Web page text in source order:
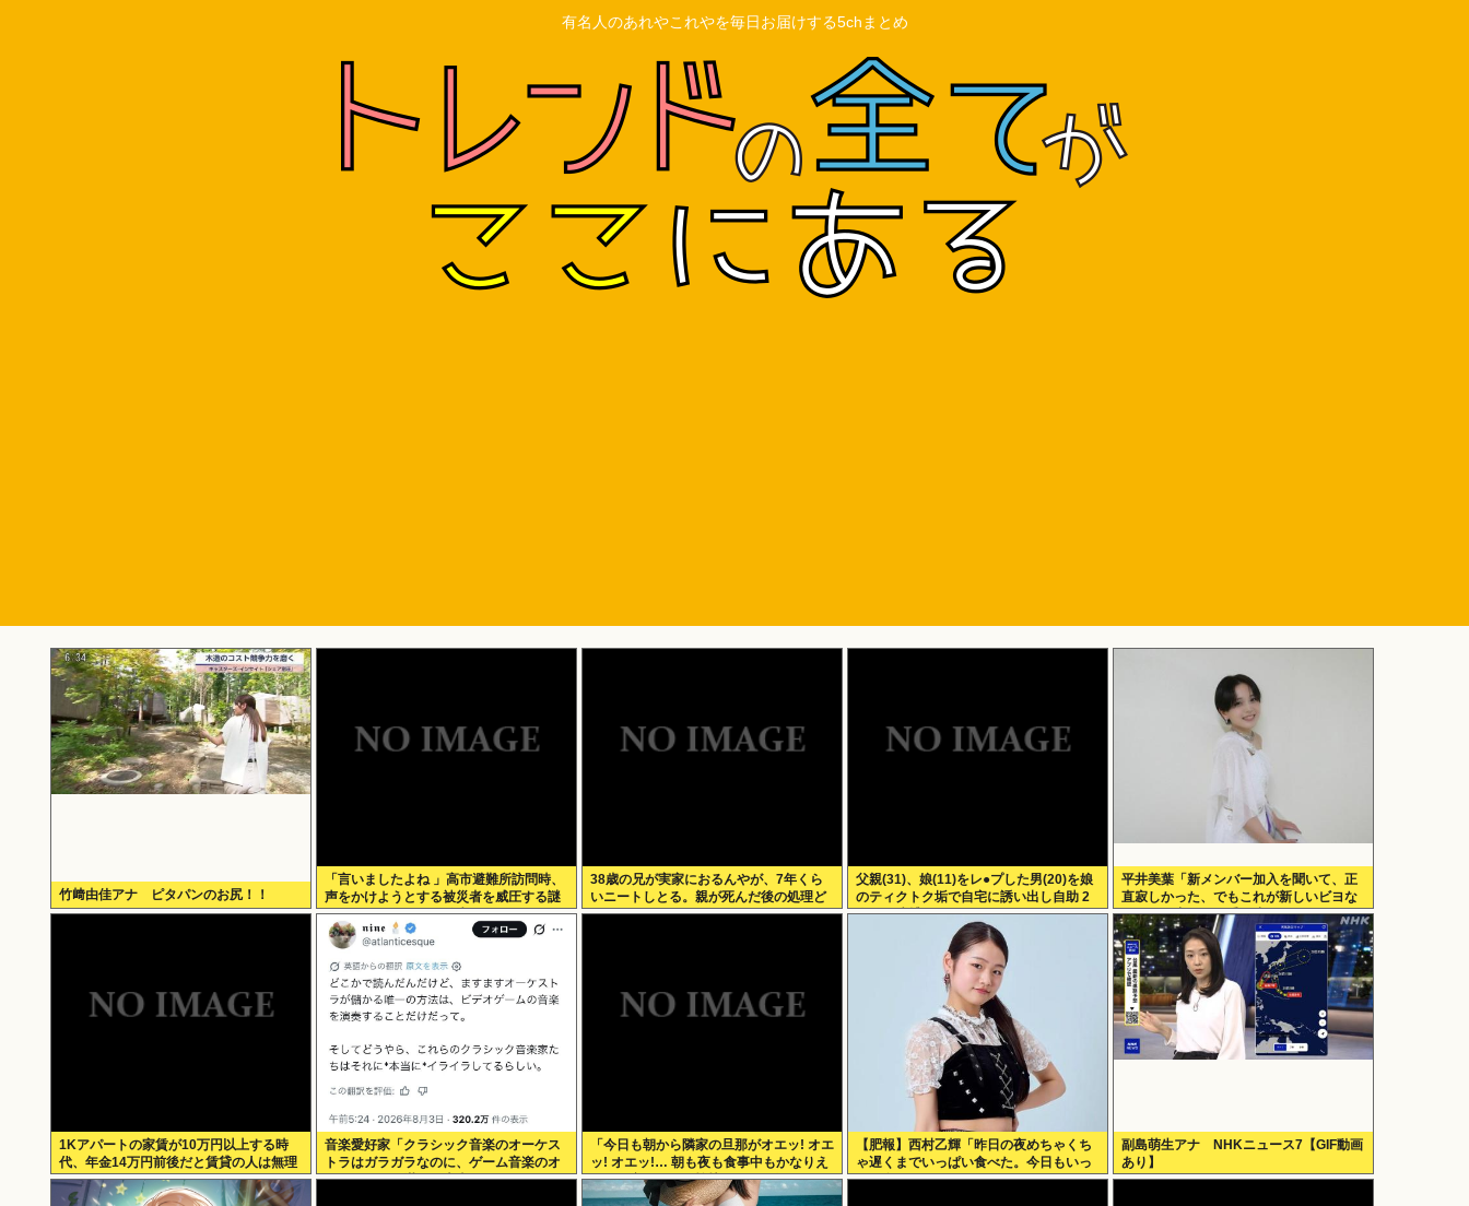
有名人のあれやこれやを毎日お届けする5chまとめ
竹﨑由佳アナ ピタパンのお尻！！
「言いましたよね 」高市避難所訪問時、
声をかけようとする被災者を威圧する謎
のハゲガードマンが発生
38歳の兄が実家におるんやが、7年くら
いニートしとる。親が死んだ後の処理ど
うしよう
父親(31)、娘(11)をレ●プした男(20)を娘
のティクトク垢で自宅に誘い出し自助 2
人とも逮捕
平井美葉「新メンバー加入を聞いて、正
直寂しかった、でもこれが新しいビヨな
んだと、寂しさを受け止めるこ
1Kアパートの家賃が10万円以上する時
代、年金14万円前後だと賃貸の人は無理
じゃね？
音楽愛好家「クラシック音楽のオーケス
トラはガラガラなのに、ゲーム音楽のオ
ーケストラは満員…本当にイライラす
「今日も朝から隣家の旦那がオエッ! オエ
ッ! オエッ!… 朝も夜も食事中もかなりえ
づきの音がして不愉快な1日が始まりま
す…」
【肥報】西村乙輝「昨日の夜めちゃくち
ゃ遅くまでいっぱい食べた。今日もいっ
ぱい食べてやる」
副島萌生アナ NHKニュース7【GIF動画
あり】